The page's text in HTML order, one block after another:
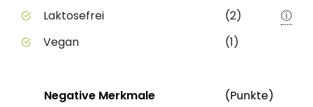
Laktosefrei (2)
ⓘ
Vegan
(1)
StatusNegative Merkmale (Punkte)